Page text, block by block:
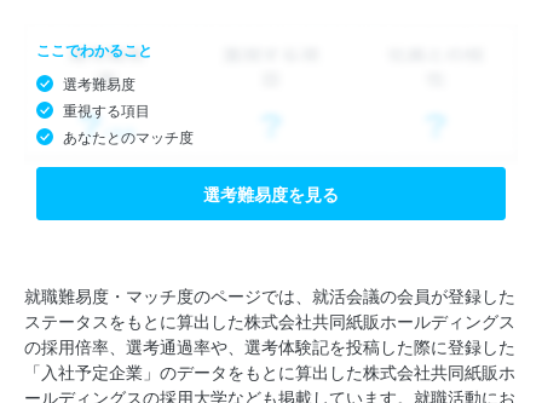
ここでわかること
選考難易度
重視する項目
あなたとのマッチ度
選考難易度を見る
就職難易度・マッチ度のページでは、就活会議の会員が登録した
ステータスをもとに算出した株式会社共同紙販ホールディングス
の採用倍率、選考通過率や、選考体験記を投稿した際に登録した
「入社予定企業」のデータをもとに算出した株式会社共同紙販ホ
ールディングスの採用大学なども掲載しています。就職活動にお